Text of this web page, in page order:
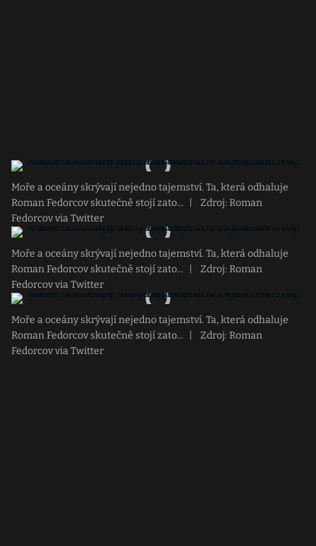
Moře a oceány skrývají nejedno tajemství. Ta, která odhaluje
Roman Fedorcov skutečně stojí zato...
Zdroj: Roman
Fedorcov via Twitter
Moře a oceány skrývají nejedno tajemství. Ta, která odhaluje
Roman Fedorcov skutečně stojí zato...
Zdroj: Roman
Fedorcov via Twitter
Moře a oceány skrývají nejedno tajemství. Ta, která odhaluje
Roman Fedorcov skutečně stojí zato...
Zdroj: Roman
Fedorcov via Twitter